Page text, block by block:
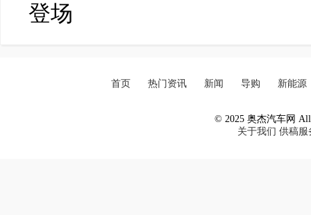
登场
首页 热门资讯 新闻 导购 新能源
© 2025 奥杰汽车网 All
关于我们 供稿服